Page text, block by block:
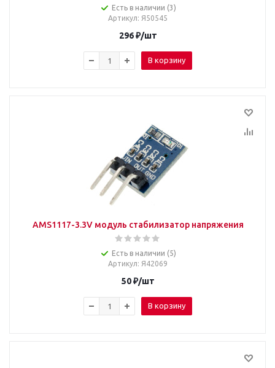
Есть в наличии (3)
Артикул: Я50545
296₽/шт
В корзину
AMS1117-3.3V модуль стабилизатор напряжения
Есть в наличии (5)
Артикул: Я42069
50₽/шт
В корзину